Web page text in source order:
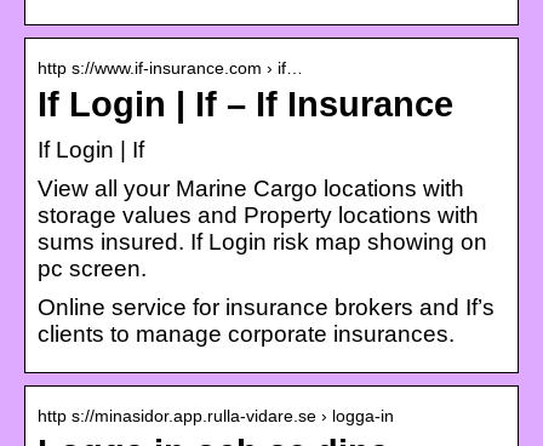
http s://www.if-insurance.com › if…
If Login | If – If Insurance
If Login | If
View all your Marine Cargo locations with
storage values and Property locations with
sums insured. If Login risk map showing on
pc screen.
Online service for insurance brokers and If’s
clients to manage corporate insurances.
http s://minasidor.app.rulla-vidare.se › logga-in